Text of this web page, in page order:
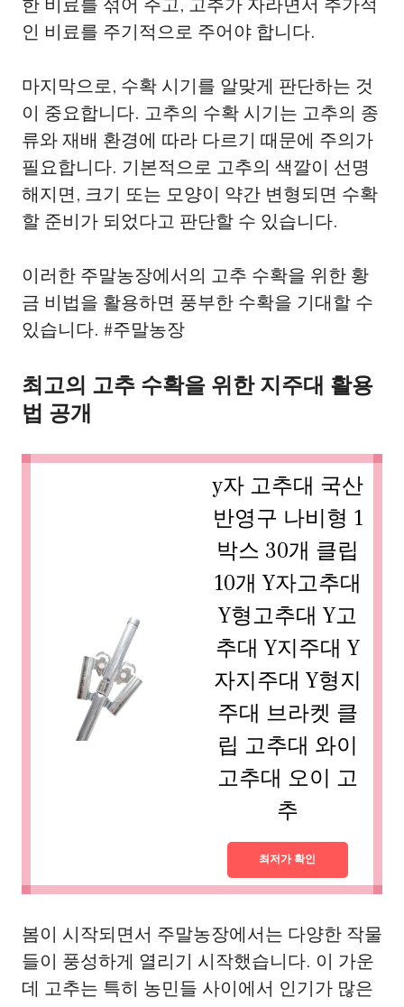
한 비료를 섞어 주고, 고추가 자라면서 추가적
인 비료를 주기적으로 주어야 합니다.
마지막으로, 수확 시기를 알맞게 판단하는 것
이 중요합니다. 고추의 수확 시기는 고추의 종
류와 재배 환경에 따라 다르기 때문에 주의가
필요합니다. 기본적으로 고추의 색깔이 선명
해지면, 크기 또는 모양이 약간 변형되면 수확
할 준비가 되었다고 판단할 수 있습니다.
이러한 주말농장에서의 고추 수확을 위한 황
금 비법을 활용하면 풍부한 수확을 기대할 수
있습니다. #주말농장
최고의 고추 수확을 위한 지주대 활용
법 공개
y자 고추대 국산
반영구 나비형 1
박스 30개 클립
10개 Y자고추대
Y형고추대 Y고
추대 Y지주대 Y
자지주대 Y형지
주대 브라켓 클
립 고추대 와이
고추대 오이 고
추
최저가 확인
봄이 시작되면서 주말농장에서는 다양한 작물
들이 풍성하게 열리기 시작했습니다. 이 가운
데 고추는 특히 농민들 사이에서 인기가 많은